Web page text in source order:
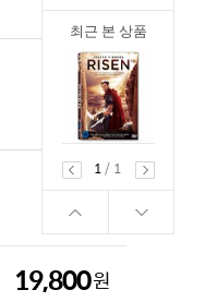
최근 본 상품
1
/ 1
19,800
19,800원